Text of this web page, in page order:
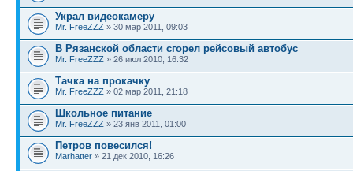
Украл видеокамеру
Mr. FreeZZZ » 30 мар 2011, 09:03
В Рязанской области сгорел рейсовый автобус
Mr. FreeZZZ » 26 июл 2010, 16:32
Тачка на прокачку
Mr. FreeZZZ » 02 мар 2011, 21:18
Школьное питание
Mr. FreeZZZ » 23 янв 2011, 01:00
Петров повесился!
Marhatter » 21 дек 2010, 16:26